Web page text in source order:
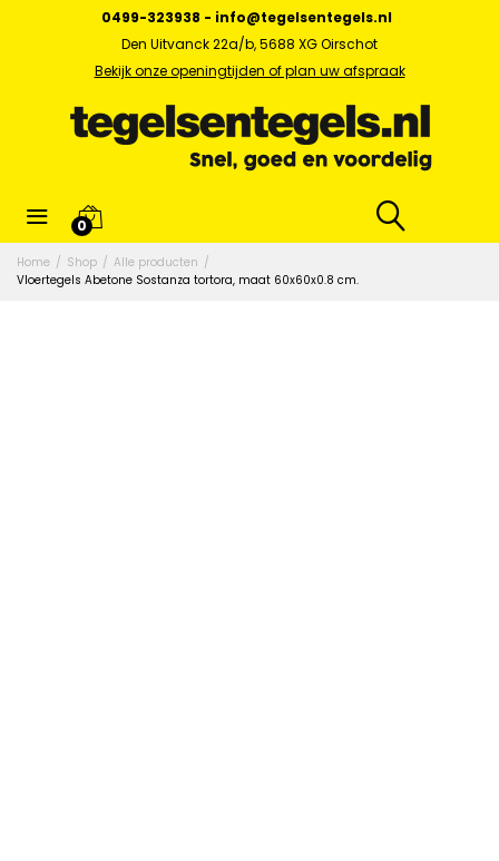
0499-323938 - info@tegelsentegels.nl
Den Uitvanck 22a/b, 5688 XG Oirschot
Bekijk onze openingtijden of plan uw afspraak
0
Home / Shop / Alle producten /
Vloertegels Abetone Sostanza tortora, maat 60x60x0.8 cm.